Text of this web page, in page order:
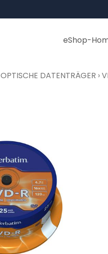
eShop-
OPTISCHE DATENTRÄGER ›